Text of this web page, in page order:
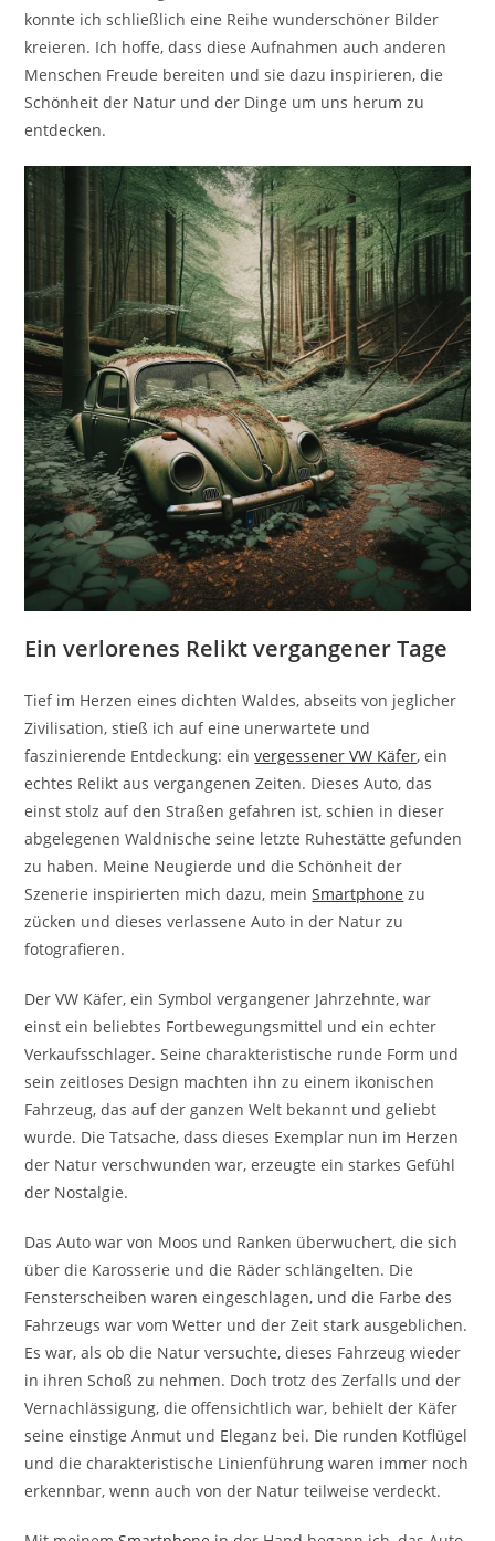
konnte ich schließlich eine Reihe wunderschöner Bilder
kreieren. Ich hoffe, dass diese Aufnahmen auch anderen
Menschen Freude bereiten und sie dazu inspirieren, die
Schönheit der Natur und der Dinge um uns herum zu
entdecken.
Ein verlorenes Relikt vergangener Tage
Tief im Herzen eines dichten Waldes, abseits von jeglicher
Zivilisation, stieß ich auf eine unerwartete und
faszinierende Entdeckung: einvergessener VW Käfer, ein
echtes Relikt aus vergangenen Zeiten. Dieses Auto, das
einst stolz auf den Straßen gefahren ist, schien in dieser
abgelegenen Waldnische seine letzte Ruhestätte gefunden
zu haben. Meine Neugierde und die Schönheit der
Szenerie inspirierten mich dazu, meinSmartphone zu
zücken und dieses verlassene Auto in der Natur zu
fotografieren.
Der VW Käfer, ein Symbol vergangener Jahrzehnte, war
einst ein beliebtes Fortbewegungsmittel und ein echter
Verkaufsschlager. Seine charakteristische runde Form und
sein zeitloses Design machten ihn zu einem ikonischen
Fahrzeug, das auf der ganzen Welt bekannt und geliebt
wurde. Die Tatsache, dass dieses Exemplar nun im Herzen
der Natur verschwunden war, erzeugte ein starkes Gefühl
der Nostalgie.
Das Auto war von Moos und Ranken überwuchert, die sich
über die Karosserie und die Räder schlängelten. Die
Fensterscheiben waren eingeschlagen, und die Farbe des
Fahrzeugs war vom Wetter und der Zeit stark ausgeblichen.
Es war, als ob die Natur versuchte, dieses Fahrzeug wieder
in ihren Schoß zu nehmen. Doch trotz des Zerfalls und der
Vernachlässigung, die offensichtlich war, behielt der Käfer
seine einstige Anmut und Eleganz bei. Die runden Kotflügel
und die charakteristische Linienführung waren immer noch
erkennbar, wenn auch von der Natur teilweise verdeckt.